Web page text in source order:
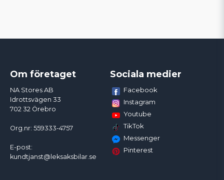
Om företaget
NA Stores AB
Idrottsvägen 33
702 32 Örebro
Org.nr: 559333-4757
E-post:
kundtjanst@leksaksbilar.se
Sociala medier
Facebook
Instagram
Youtube
TikTok
Messenger
Pinterest